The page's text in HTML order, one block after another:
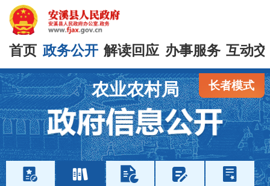
首页 政务公开 解读回应 办事服务 互动
长者模式
农业农村局